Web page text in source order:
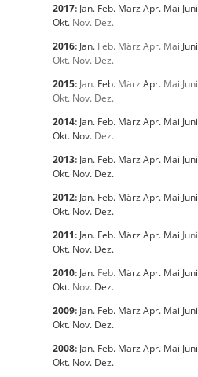
2017: Jan. Feb. März Apr. Mai Juni
Okt. Nov. Dez.
2016: Jan. Feb. März Apr. Mai Juni
Okt. Nov. Dez.
2015: Jan. Feb. März Apr. Mai Juni
Okt. Nov. Dez.
2014: Jan. Feb. März Apr. Mai Juni
Okt. Nov. Dez.
2013: Jan. Feb. März Apr. Mai Juni
Okt. Nov. Dez.
2012: Jan. Feb. März Apr. Mai Juni
Okt. Nov. Dez.
2011: Jan. Feb. März Apr. Mai Juni
Okt. Nov. Dez.
2010: Jan. Feb. März Apr. Mai Juni
Okt. Nov. Dez.
2009: Jan. Feb. März Apr. Mai Juni
Okt. Nov. Dez.
2008: Jan. Feb. März Apr. Mai Juni
Okt. Nov. Dez.